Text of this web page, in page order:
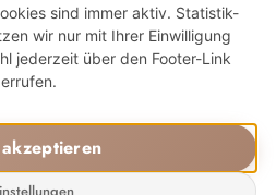
Digital Solutions NF
sind immer aktiv. Statistik-
wir nur mit Ihrer Einwilligung
jederzeit über den Footer-Link